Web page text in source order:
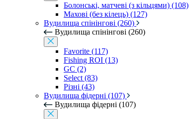
Болонські, матчеві (з кільцями) (108)
Махові (без кілець) (127)
Вудилища спінінгові (260)
Вудилища спінінгові (260)
Favorite (117)
Fishing ROI (13)
GC (2)
Select (83)
Різні (43)
Вудилища фідерні (107)
Вудилища фідерні (107)